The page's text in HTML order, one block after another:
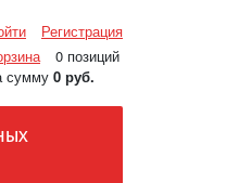
Регистрация
0 позиций
сумму 0 руб.